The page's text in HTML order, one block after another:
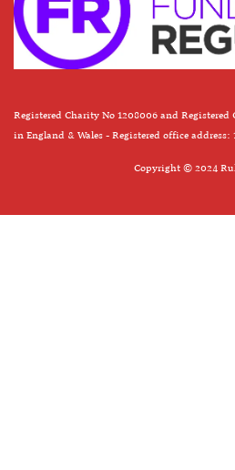
Registered Charity No 1208006 and Registered
in England & Wales - Registered office address:
Copyright © 2024